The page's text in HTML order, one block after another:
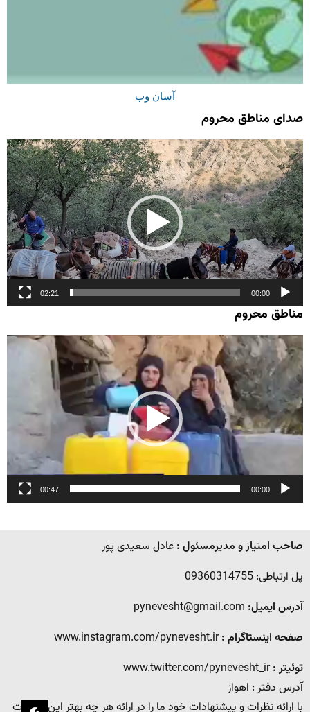
آسان وب
صدای مناطق محروم
نمایشگر
ویدیو
00:00
02:21
مناطق محروم
نمایشگر
ویدیو
00:00
00:47
صاحب امتیاز و مدیرمسئول : عادل سعیدی پور
پل ارتباطی: 09360314755
آدرس ایمیل:
صفحه اینستاگرام :www.instagram.com/pynevesht.ir
توئیتر :www.twitter.com/pynevesht_ir
آدرس دفتر : اهواز
با ارائه نظرات و پیشنهادات خود ما را در ارائه هر چه بهتر این خدمات